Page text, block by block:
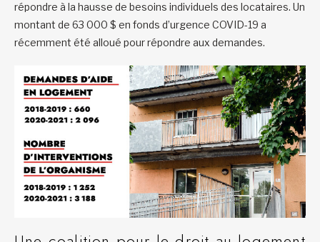
répondre à la hausse de besoins individuels des locataires. Un
montant de 63 000 $ en fonds d’urgence COVID-19 a
récemment été alloué pour répondre aux demandes.